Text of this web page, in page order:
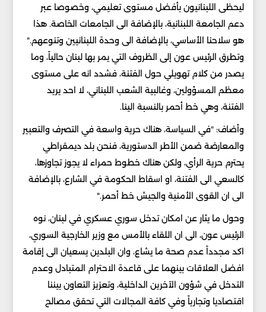
ليحظى اللبنانيون بأفضل مستوى تعليمي، وخصوصا عبر
دعم الجامعة اللبنانية، بالإضافة الى الجامعات الخاصة. هذا
هو سلاحنا الأساسي، بالإضافة الى وحدة اللبنانيين وتنوعهم."
وتطرق الرئيس عون إلى الظروف التي يمر بها لبنان حالياً، وما
يصدر من كلام تهويلي حول الفتنة، فشدد انه على مستوى
معظم المسؤولين، وغالبية الشعب اللبناني، لا احد يريد
الفتنة، وهي خط أحمر بالنسبة الينا.
وأضاف: "في السياسة، هناك حرية واسعة في التصرف والتعبير
والمعارضة ضمن الأطر الدستورية، فنحن بلد ديمقراطي
يحترم حرية الرأي، ولكن هناك خطوط حمراء لا يجوز تجاوزها،
كالسعي الى الفتنة، او اسقاط الحكومة في الشارع، بالإضافة
الى ان القوى الأمنية والجيش خط أحمر."
وحول ما يثار عن امكان تدخل سوري عسكري في لبنان، نوه
الرئيس عون، الى ان اللقاء بالأمس مع وزير الخارجية السوري،
اكد مجدداً عدم صحة ما يشاع، وان البلدين يسعيان الى إقامة
افضل العلاقات بينهما على قاعدة الاحترام المتبادل وعدم
التدخل في شؤون الآخرين الداخلية، وتعزيز التعاون بيننا
اقتصاديا وتجارياً وفي كافة المجالات التي تحقق مصالح